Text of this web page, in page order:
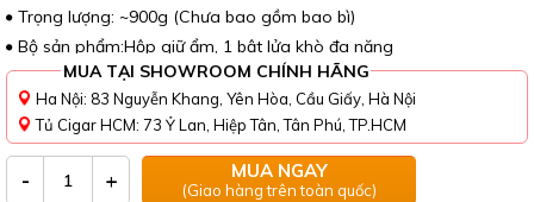
Trọng lượng: ~900g (Chưa bao gồm bao bì)
Bộ sản phẩm:Hộp giữ ẩm, 1 bật lửa khò đa năng
MUA TẠI SHOWROOM CHÍNH HÃNG
Ha Nội: 83 Nguyễn Khang, Yên Hòa, Cầu Giấy, Hà Nội
Tủ Cigar HCM: 73 Ỷ Lan, Hiệp Tân, Tân Phú, TP.HCM
- + MUA NGAY
(Giao hàng trên toàn quốc)